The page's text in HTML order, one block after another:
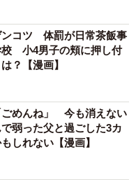
ンコツ 体罰が日常茶飯事
校 小4男子の頬に押し付
？【漫画】
ごめんね」 今も消えない
弱った父と過ごした3カ
しれない【漫画】